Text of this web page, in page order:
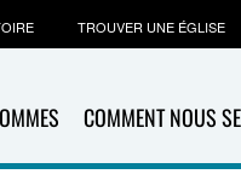
COMMENT NOUS
TROUVER UNE ÉGLISE